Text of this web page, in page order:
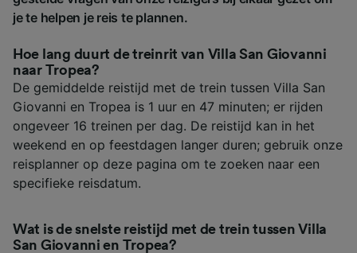
je te helpen je reis te plannen.
Hoe lang duurt de treinrit van Villa San Giovanni
naar Tropea?
De gemiddelde reistijd met de trein tussen Villa San
Giovanni en Tropea is 1 uur en 47 minuten; er rijden
ongeveer 16 treinen per dag. De reistijd kan in het
weekend en op feestdagen langer duren; gebruik onze
reisplanner op deze pagina om te zoeken naar een
specifieke reisdatum.
Wat is de snelste reistijd met de trein tussen Villa
San Giovanni en Tropea?